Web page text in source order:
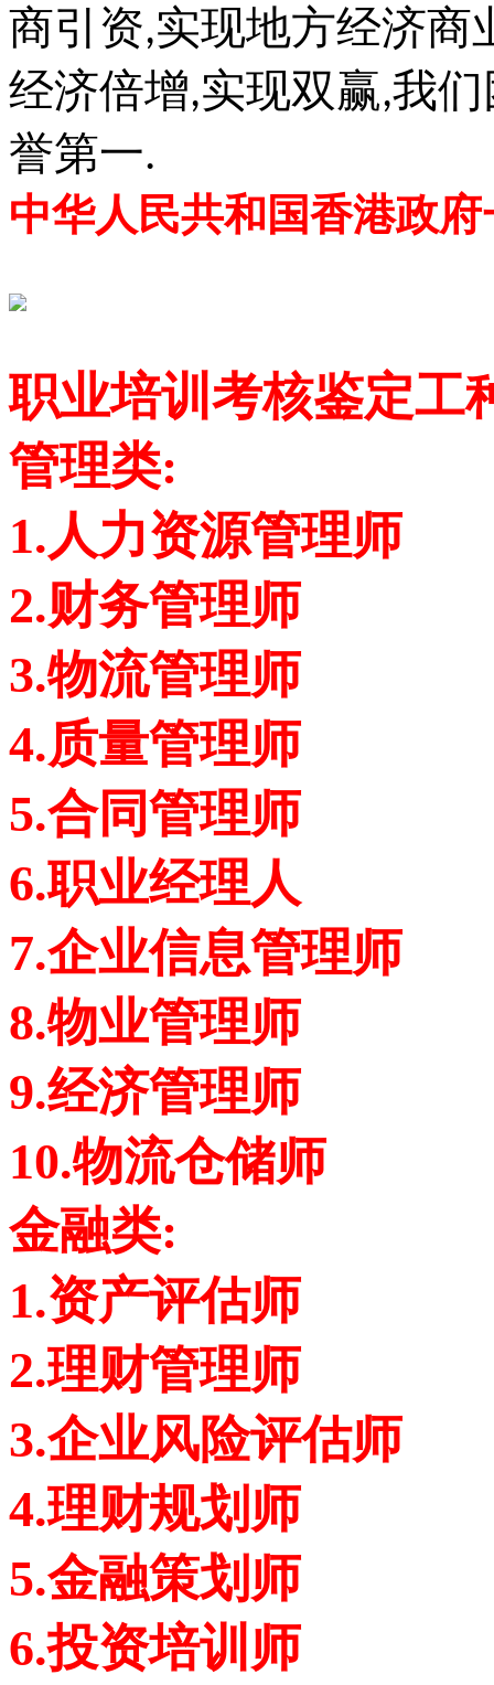
商引资,实现地方经济商
经济倍增,实现双赢,我
誉第一.
中华人民共和国香港政
职业培训考核鉴定工
管理类:
1.人力资源管理师
2.财务管理师
3.物流管理师
4.质量管理师
5.合同管理师
6.职业经理人
7.企业信息管理师
8.物业管理师
9.经济管理师
10.物流仓储师
金融类:
1.资产评估师
2.理财管理师
3.企业风险评估师
4.理财规划师
5.金融策划师
6.投资培训师